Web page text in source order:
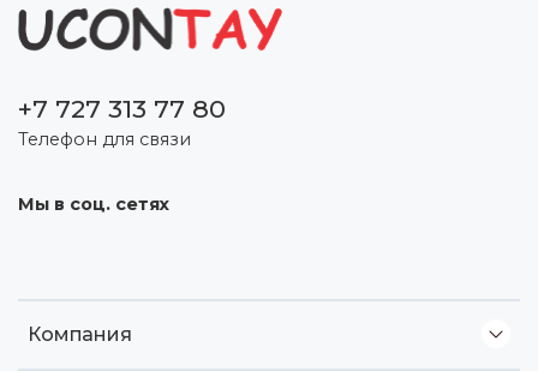
Компания
+7 727 313 77 80
Телефон для связи
Мы в соц. сетях